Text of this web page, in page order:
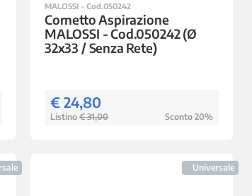
MALOSSI - Cod.050242
Cornetto Aspirazione
MALOSSI - Cod.050242 (Ø
32x33 / Senza Rete)
€ 24,80
Listino € 31,00 Sconto 20%
Universale